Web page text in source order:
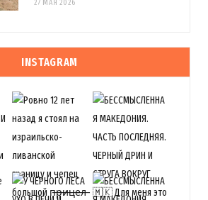
27 МАЯ 2026
INSTAGRAM